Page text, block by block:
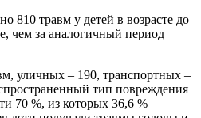
810 травм у детей в возрасте до
чем за аналогичный период
уличных – 190, транспортных –
тип повреждения
70 %, из которых 36,6 % –